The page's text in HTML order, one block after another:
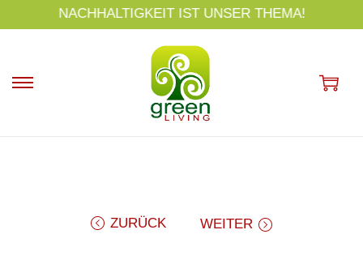
p
NACHHALTIGKEIT IST UNSER THEMA!
ZURÜCK WEITER